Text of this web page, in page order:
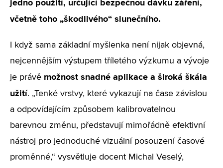
jedno použití, určující bezpečnou dávku záření,
včetně toho „škodlivého“ slunečního.
I když sama základní myšlenka není nijak objevná,
nejcennějším výstupem tříletého výzkumu a vývoje
je právě možnost snadné aplikace a široká škála
užití. „Tenké vrstvy, které vykazují na čase závislou
a odpovídajícím způsobem kalibrovatelnou
barevnou změnu, představují mimořádně efektivní
nástroj pro jednoduché vizuální posouzení časové
proměnné,“ vysvětluje docent Michal Veselý,